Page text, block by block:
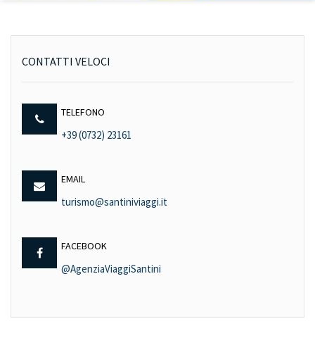
CONTATTI VELOCI
TELEFONO
+39 (0732) 23161
EMAIL
turismo@santiniviaggi.it
FACEBOOK
@AgenziaViaggiSantini